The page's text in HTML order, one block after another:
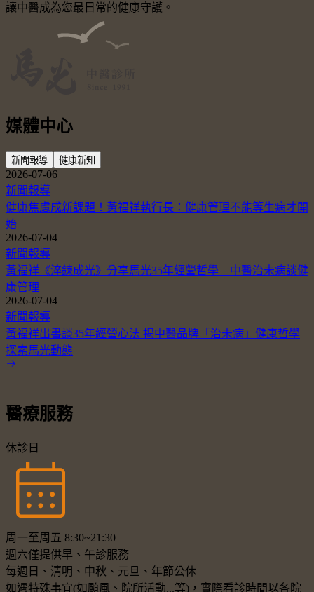
讓中醫成為您最日常的健康守護。
媒體中心
新聞報導 健康新知
2026-07-06
新聞報導
健康焦慮成新課題！黃福祥執行長：健康管理不能等生病才開
始
2026-07-04
新聞報導
黃福祥《淬鍊成光》分享馬光35年經營哲學 中醫治未病談健
康管理
2026-07-04
新聞報導
黃福祥出書談35年經營心法 揭中醫品牌「治未病」健康哲學
探索馬光動態
醫療服務
休診日
周一至周五 8:30~21:30
週六僅提供早、午診服務
每週日、清明、中秋、元旦、年節公休
如遇特殊事宜(如颱風、院所活動...等)，實際看診時間以各院